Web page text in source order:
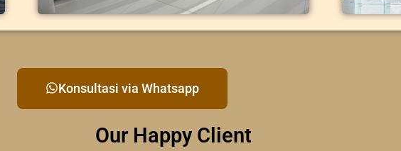
Konsultasi via Whatsapp
Our Happy Client